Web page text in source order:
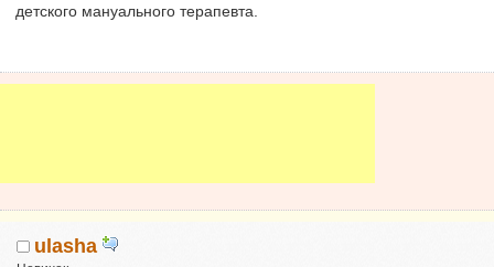
детского мануального терапевта.
ulasha